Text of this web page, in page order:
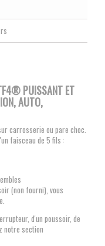
PUISSANT ET
AUTO,
carrosserie ou pare choc.
faisceau de 5 fils :
(non fourni), vous
d'un poussoir, de
notre section